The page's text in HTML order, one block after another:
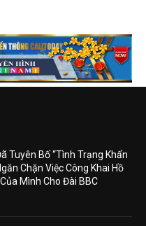
Tuyên Bố “Tình Trạng Khẩn
Chặn Việc Công Khai Hồ
Mình Cho Đài BBC